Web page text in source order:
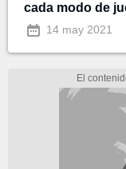
cada modo de
14 may 2021